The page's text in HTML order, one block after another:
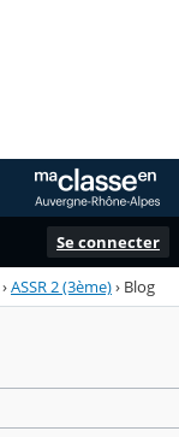
Se connecter
›ASSR 2 (3ème)› Blog